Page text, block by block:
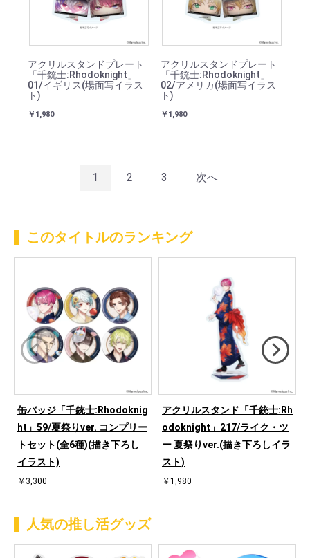
アクリルスタンドプレート
「千銃士:Rhodoknight」
01/イギリス(場面写イラス
ト)
￥1,980
アクリルスタンドプレート
「千銃士:Rhodoknight」
02/アメリカ(場面写イラス
ト)
￥1,980
1 2 3 次へ
このタイトルのランキング
缶バッジ「千銃士:Rhodoknig
ht」59/夏祭りver. コンプリー
トセット(全6種)(描き下ろし
イラスト)
￥3,300
アクリルスタンド「千銃士:Rh
odoknight」217/ライク・ツ
ー 夏祭りver.(描き下ろしイラ
スト)
￥1,980
人気の推し活グッズ